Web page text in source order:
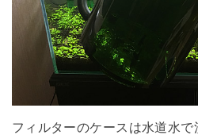
フィルターのケースは水道水で